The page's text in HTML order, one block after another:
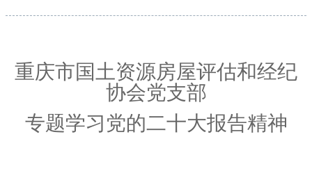
重庆市国土资源房屋评估和经纪
协会党支部
专题学习党的二十大报告精神